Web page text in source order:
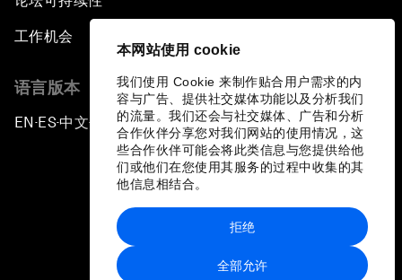
本网站使用 cookie
我们使用 Cookie 来制作贴合用户需求的内
容与广告、提供社交媒体功能以及分析我们
的流量。我们还会与社交媒体、广告和分析
合作伙伴分享您对我们网站的使用情况，这
些合作伙伴可能会将此类信息与您提供给他
们或他们在您使用其服务的过程中收集的其
他信息相结合。
全部允许
拒绝
工作机会
语言版本
EN ▪ES▪中文▪ 日本語
站点地图